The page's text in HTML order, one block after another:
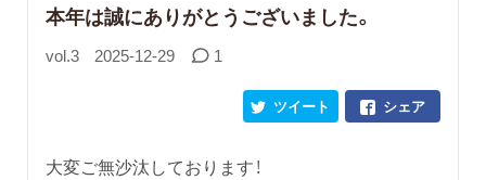
本年は誠にありがとうございました。
vol.3 2025-12-29 1
シェア
ツイート
大変ご無沙汰しております！